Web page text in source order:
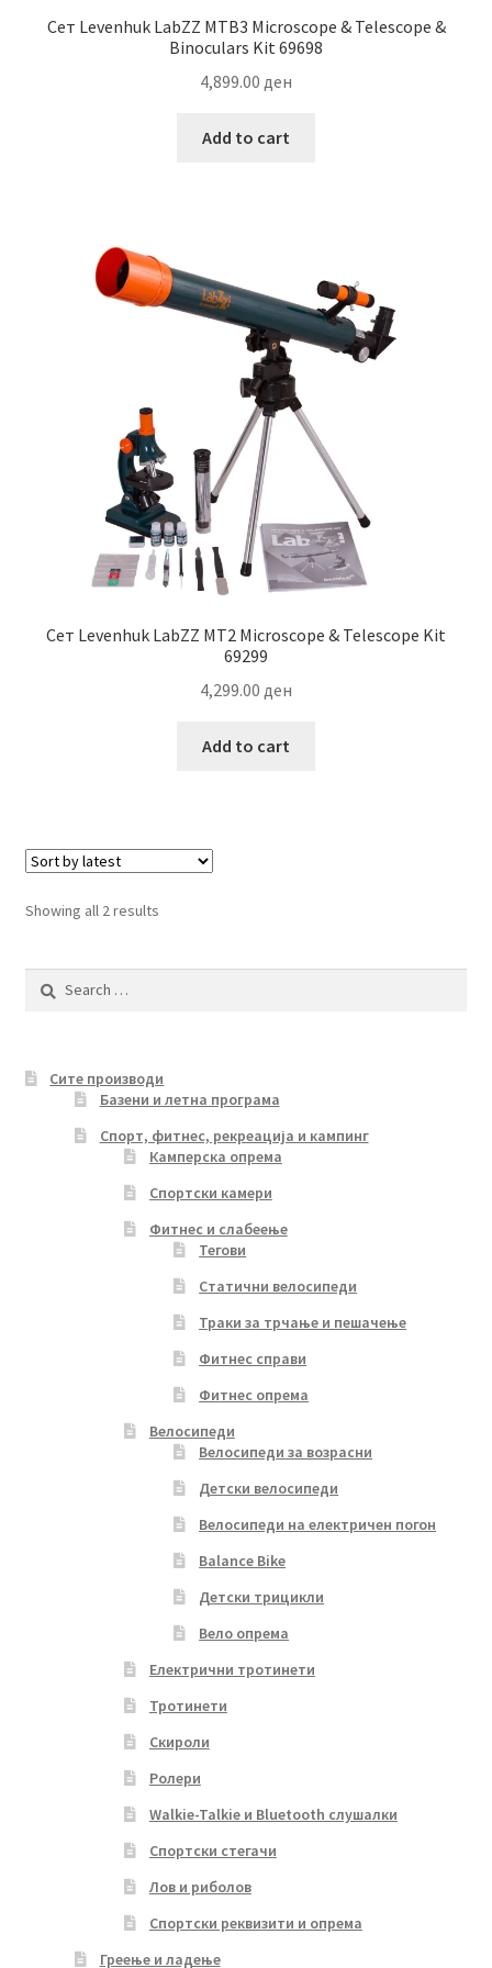
Сет Levenhuk LabZZ MTB3 Microscope & Telescope &
Binoculars Kit 69698
4,899.00 ден
Add to cart
Сет Levenhuk LabZZ MT2 Microscope & Telescope Kit
69299
4,299.00 ден
Add to cart
Showing all 2 resultsSorted
Search
Сите производи
Базени и летна програма
Спорт, фитнес, рекреација и кампинг
Камперска опрема
Спортски камери
Фитнес и слабеење
Тегови
Статични велосипеди
Траки за трчање и пешачење
Фитнес справи
Фитнес опрема
Велосипеди
Велосипеди за возрасни
Детски велосипеди
Велосипеди на електричен погон
Balance Bike
Детски трицикли
Вело опрема
Електрични тротинети
Тротинети
Скироли
Ролери
Walkie-Talkie и Bluetooth слушалки
Спортски стегачи
Лов и риболов
Спортски реквизити и опрема
Греење и ладење